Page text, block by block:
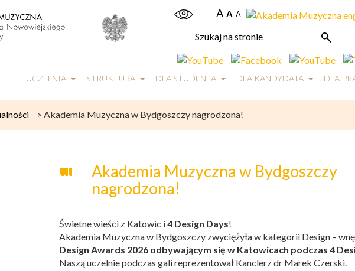
A A A
UCZELNIA STRUKTURA DLA STUDENTA DLA KANDYDATA DLA
> Akademia Muzyczna w Bydgoszczy nagrodzona!
Akademia Muzyczna w Bydgoszczy
nagrodzona!
Świetne wieści z Katowic i4 Design Days!
Akademia Muzyczna w Bydgoszczy zwyciężyła w kategorii Design –
Design Awards 2026 odbywającym się w Katowicach podczas 4
Naszą uczelnie podczas gali reprezentował Kanclerz dr Marek Czerski.